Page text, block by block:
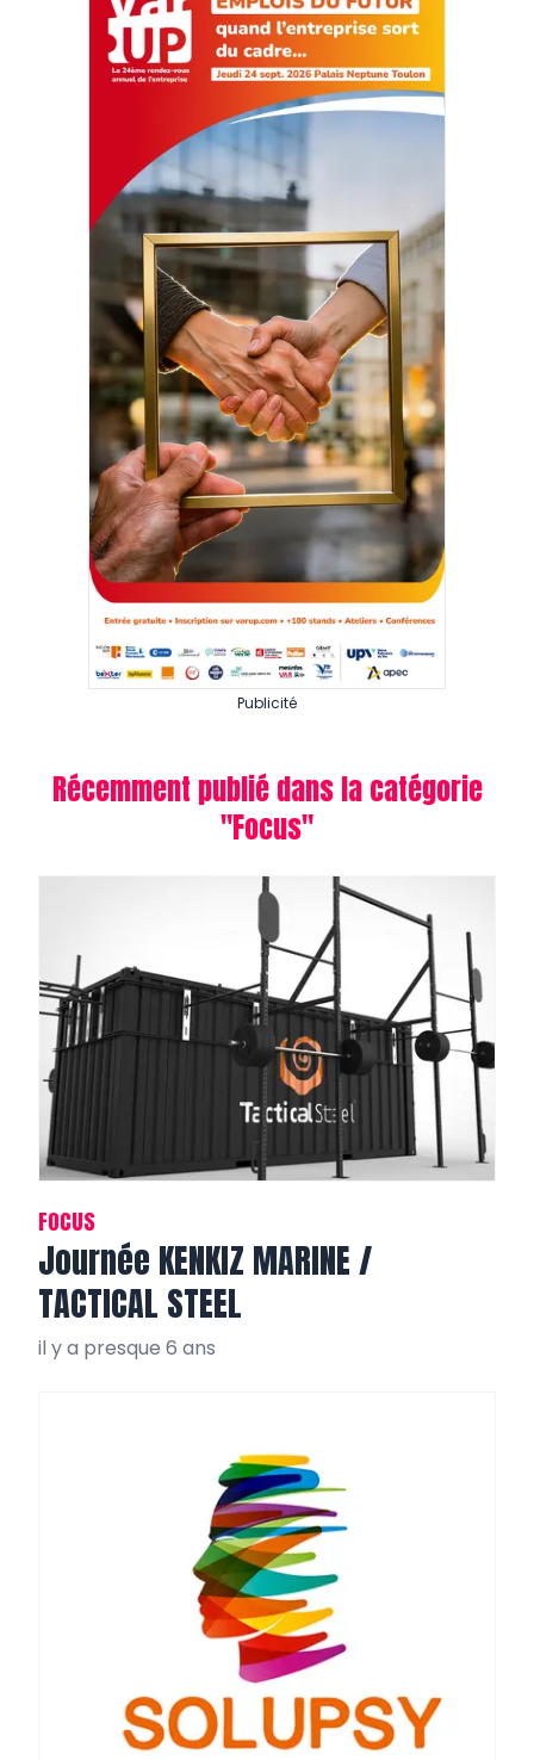
Publicité
Récemment publié dans la catégorie
"Focus"
FOCUS
Journée KENKIZ MARINE /
TACTICAL STEEL
il y a presque 6 ans